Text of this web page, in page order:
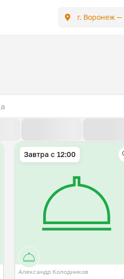
г. Воронеж —
Завтра c 12:00
Александр Колодников